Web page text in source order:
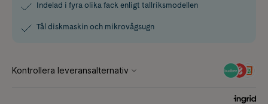
Indelad i fyra olika fack enligt tallriksmodellen
Tål diskmaskin och mikrovågsugn